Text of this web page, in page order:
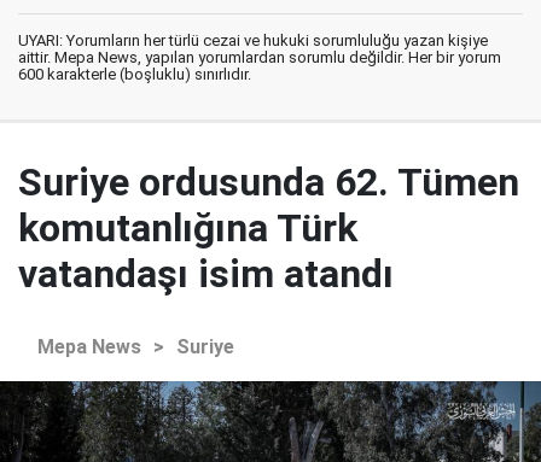
UYARI: Yorumların her türlü cezai ve hukuki sorumluluğu yazan kişiye
aittir. Mepa News, yapılan yorumlardan sorumlu değildir. Her bir yorum
600 karakterle (boşluklu) sınırlıdır.
Suriye ordusunda 62. Tümen
komutanlığına Türk
vatandaşı isim atandı
Mepa News > Suriye